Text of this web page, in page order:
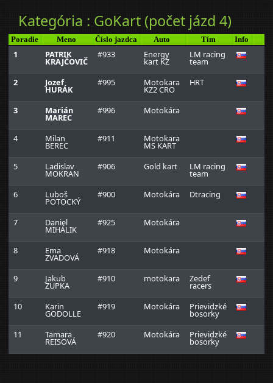
Kategória : GoKart (počet jázd 4)
Poradie Meno Číslo jazdca Auto Tím Info
1 PATRIK
KRAJČOVIČ
#933 Energy
kart KZ
LM racing
team
2 Jozef
HURÁK
#995 Motokara
KZ2 CRO
HRT
3 Marián
MAREC
#996 Motokára
4 Milan
BEREC
#911 Motokara
MS KART
5 Ladislav
MOKRAN
#906 Gold kart LM racing
team
6 Luboš
POTOCKÝ
#900 Motokára Dtracing
7 Daniel
MIHÁLIK
#925 Motokára
8 Ema
ZVADOVÁ
#918 Motokára
9 Jakub
ZUPKA
#910 motokara Zedef
racers
10 Karin
GODOLLE
#919 Motokára Prievidzké
bosorky
11 Tamara
REISOVÁ
#920 Motokára Prievidzké
bosorky